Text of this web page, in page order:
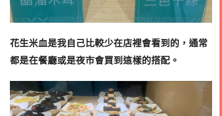
花生米血是我自己比較少在店裡會看到的，通常
都是在餐廳或是夜市會買到這樣的搭配 。